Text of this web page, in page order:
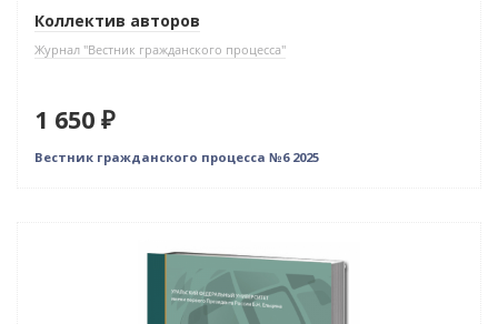
Коллектив авторов
Журнал "Вестник гражданского процесса"
1 650 ₽
Вестник гражданского процесса №6 2025